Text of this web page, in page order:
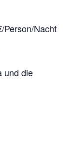
Person/Nacht
und die